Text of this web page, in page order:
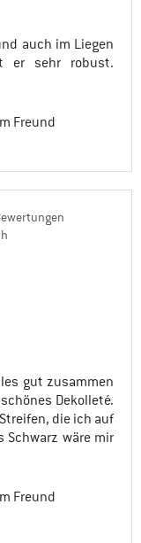
auch im Liegen
er sehr robust.
Freund
gut zusammen
Dekolleté.
die ich auf
Schwarz wäre mir
Freund